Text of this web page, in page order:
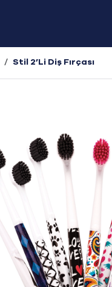
Stil 2’Li Diş Fırçası